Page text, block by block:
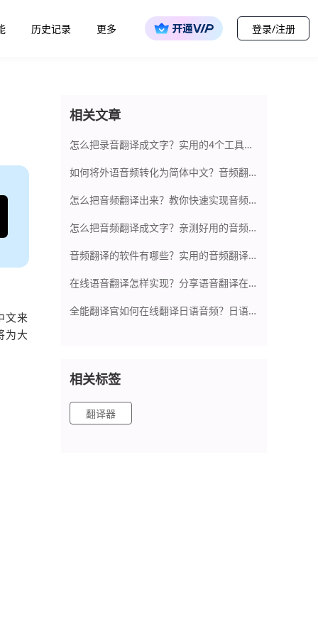
历史记录 更多 登录/注册
文来
为大
相关文章
怎么把录音翻译成文字？实用的4个工具秒翻译
如何将外语音频转化为简体中文？音频翻译软件在线推荐
怎么把音频翻译出来？教你快速实现音频翻译的方法
怎么把音频翻译成文字？亲测好用的音频翻译软件
音频翻译的软件有哪些？实用的音频翻译软件推荐
在线语音翻译怎样实现？分享语音翻译在线工具
全能翻译官如何在线翻译日语音频？日语音频翻译软件推荐
相关标签
翻译器